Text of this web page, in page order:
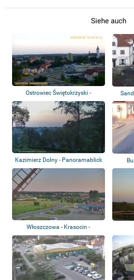
Siehe auch
Ostrowiec Świętokrzyski -
Stadtpanorama
Kazimierz Dolny - Panoramablick
Włoszczowa - Krasocin -
Holländerwindmüh...